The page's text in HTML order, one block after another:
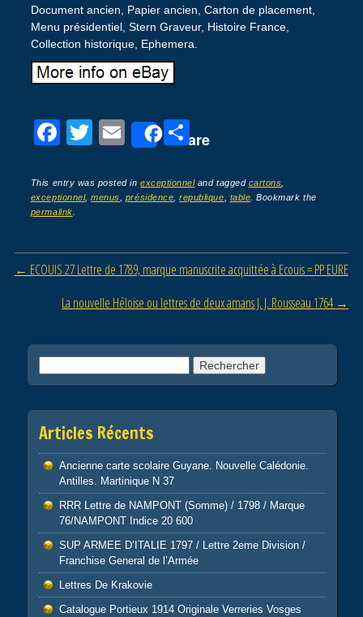
Document ancien, Papier ancien, Carton de placement,
Menu présidentiel, Stern Graveur, Histoire France,
Collection historique, Ephemera.
F
c
e
o
k
T
tt
er
E
ail
Share
P
ta
g
This entry was posted inexceptionneland tagged cartons
exceptionnel,menus présidence ,republique table . Bookmark the
permalink
Post navigation
← ECOUIS 27 Lettre de 1789, marque manuscrite acquittée à Ecouis = PP EURE
La nouvelle Héloïse ou lettres de deux amans J. J. Rousseau 1764 →
Articles Récents
Ancienne carte scolaire Guyane. Nouvelle Calédonie.
Antilles. Martinique N 37
RRR Lettre de NAMPONT (Somme) / 1798 / Marque
76/NAMPONT Indice 20 600
SUP ARMEE D’ITALIE 1797 / Lettre 2eme Division /
Franchise General de l’Armée
Lettres De Krakovie
Catalogue Portieux 1914 Originale Verreries Vosges